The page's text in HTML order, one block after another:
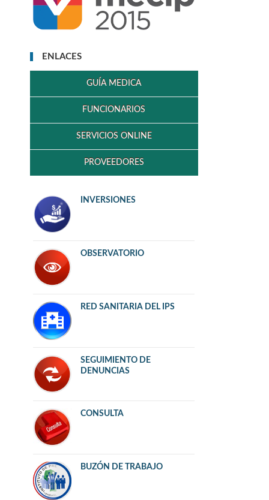
ENLACES
GUÍA MEDICA
FUNCIONARIOS
SERVICIOS ONLINE
PROVEEDORES
INVERSIONES
OBSERVATORIO
RED SANITARIA DEL IPS
SEGUIMIENTO DE
DENUNCIAS
CONSULTA
BUZÓN DE TRABAJO